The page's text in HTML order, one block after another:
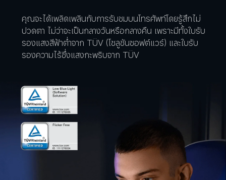
คุณจะได้เพลิดเพลินกับการรับชมบนโทรศัพท์โดยรู้สึกไม่
ปวดตา ไม่ว่าจะเป็นกลางวันหรือกลางคืน เพราะมีทั้งใบรับ
รองแสงสีฟ้าต่ำจาก TÜV (โซลูชันซอฟต์แวร์) และใบรับ
รองความไร้ซึ่งแสงกะพริบจาก TÜV